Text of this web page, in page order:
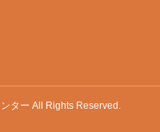
ター All Rights Reserved.